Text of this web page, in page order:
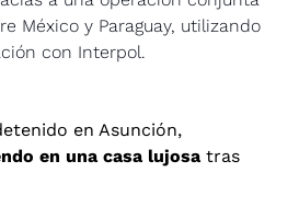
México y Paraguay, utilizando
con Interpol.
en Asunción,
en una casa lujosa tras